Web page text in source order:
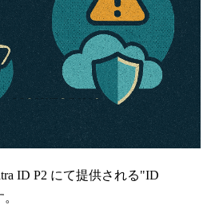
ID P2 にて提供される"ID